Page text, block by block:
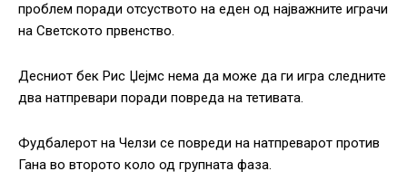
проблем поради отсуството на еден од најважните играчи
на Светското првенство.
Десниот бек Рис Џејмс нема да може да ги игра следните
два натпревари поради повреда на тетивата.
Фудбалерот на Челзи се повреди на натпреварот против
Гана во второто коло од групната фаза.